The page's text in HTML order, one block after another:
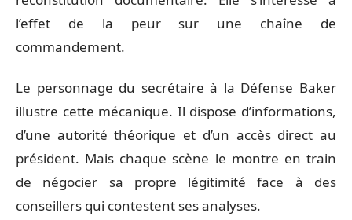
l’effet de la peur sur une chaîne de
commandement.
Le personnage du secrétaire à la Défense Baker
illustre cette mécanique. Il dispose d’informations,
d’une autorité théorique et d’un accès direct au
président. Mais chaque scène le montre en train
de négocier sa propre légitimité face à des
conseillers qui contestent ses analyses.